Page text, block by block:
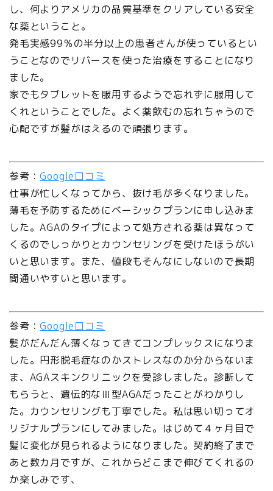
し、何よりアメリカの品質基準をクリアしている安全
な薬ということ。
発毛実感99％の半分以上の患者さんが使っているとい
うことなのでリバースを使った治療をすることになり
ました。
家でもタブレットを服用するようで忘れずに服用して
くれということでした。よく薬飲むの忘れちゃうので
心配ですが髪がはえるので頑張ります。
参考：Google口コミ
仕事が忙しくなってから、抜け毛が多くなりました。
薄毛を予防するためにベーシックプランに申し込みま
した。AGAのタイプによって処方される薬は異なって
くるのでしっかりとカウンセリングを受けたほうがい
いと思います。また、値段もそんなにしないので長期
間通いやすいと思います。
参考：Google口コミ
髪がだんだん薄くなってきてコンプレックスになりま
した。円形脱毛症なのかストレスなのか分からないま
ま、AGAスキンクリニックを受診しました。診断して
もらうと、遺伝的なⅢ型AGAだったことがわかりし
た。カウンセリングも丁寧でした。私は思い切ってオ
リジナルプランにしてみました。はじめて４ヶ月目で
髪に変化が見られるようになりました。契約終了まで
あと数カ月ですが、これからどこまで伸びてくれるの
か楽しみです、